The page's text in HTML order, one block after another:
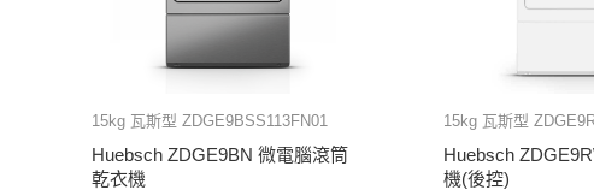
15kg 瓦斯型 ZDGE9BSS113FN01
Huebsch ZDGE9BN 微電腦滾筒
乾衣機
15kg 瓦斯型
Huebsch
機(後控)